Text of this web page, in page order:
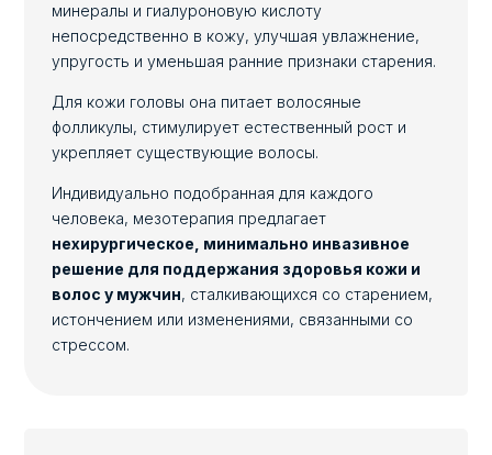
минералы и гиалуроновую кислоту
непосредственно в кожу, улучшая увлажнение,
упругость и уменьшая ранние признаки старения.
Для кожи головы она питает волосяные
фолликулы, стимулирует естественный рост и
укрепляет существующие волосы.
Индивидуально подобранная для каждого
человека, мезотерапия предлагает
нехирургическое, минимально инвазивное
решение для поддержания здоровья кожи и
волос у мужчин, сталкивающихся со старением,
истончением или изменениями, связанными со
стрессом.